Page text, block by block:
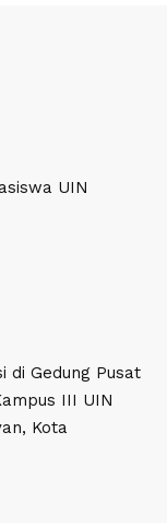
UIN
di Gedung Pusat
III UIN
Kota